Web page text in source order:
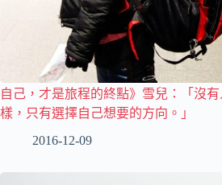
自己，才是旅程的終點》雪兒：「沒
樣，只有選擇自己想要的方向。」
2016-12-09